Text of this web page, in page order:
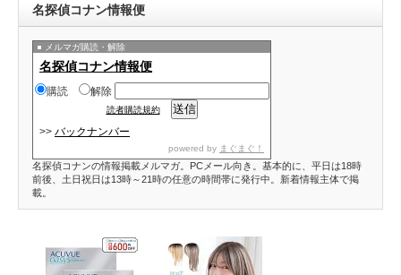
名探偵コナン情報便
メルマガ購読・解除
名探偵コナン情報便
購読 解除
読者購読規約
>> バックナンバー
powered by まぐまぐ！
名探偵コナンの情報掲載メルマガ。PCメール向き。基本的に、平日は18時
前後、土日祝日は13時～21時の任意の時間帯に発行中。新着情報主体で掲
載。